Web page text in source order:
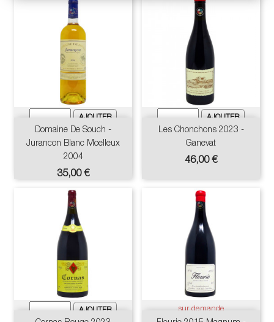
Domaine De Souch -
Jurancon Blanc Moelleux
2004
Prix
35,00 €
Les Chonchons 2023 -
Ganevat
Prix
46,00 €
sur demande